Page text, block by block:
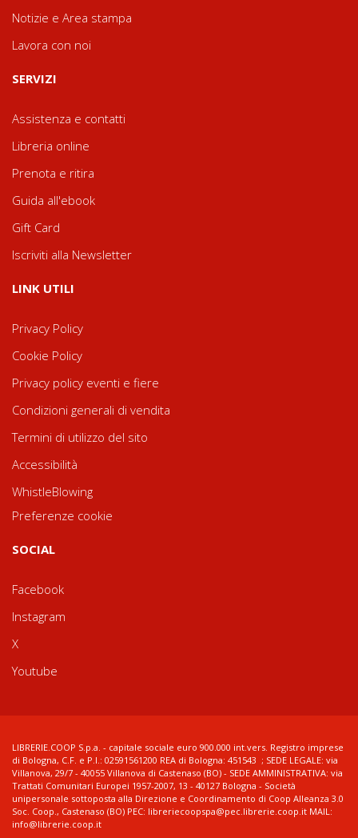
Notizie e Area stampa
Lavora con noi
SERVIZI
Assistenza e contatti
Libreria online
Prenota e ritira
Guida all'ebook
Gift Card
Iscriviti alla Newsletter
LINK UTILI
Privacy Policy
Cookie Policy
Privacy policy eventi e fiere
Condizioni generali di vendita
Termini di utilizzo del sito
Accessibilità
WhistleBlowing
Preferenze cookie
SOCIAL
Facebook
Instagram
X
Youtube
LIBRERIE.COOP S.p.a. - capitale sociale euro 900.000 int.vers. Registro imprese
di Bologna, C.F. e P.I.: 02591561200 REA di Bologna: 451543 ; SEDE LEGALE: via
Villanova, 29/7 - 40055 Villanova di Castenaso (BO) - SEDE AMMINISTRATIVA: via
Trattati Comunitari Europei 1957-2007, 13 - 40127 Bologna - Società
unipersonale sottoposta alla Direzione e Coordinamento di Coop Alleanza 3.0
Soc. Coop., Castenaso (BO) PEC: libreriecoopspa@pec.librerie.coop.it MAIL:
info@librerie.coop.it